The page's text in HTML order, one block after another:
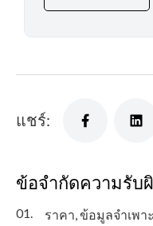
แชร์:
ข้อจำกัดความรับ
01.
ราคา, ข้อมูลจำเพ